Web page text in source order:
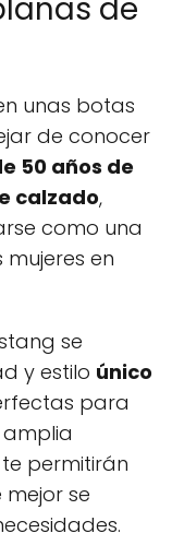
de
unas botas
de conocer
50 años de
calzado,
como una
en
se
y estilo único
para
amplia
permitirán
se